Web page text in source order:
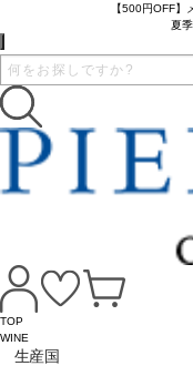
【500円OFF】
夏
TOP
WINE
生産国